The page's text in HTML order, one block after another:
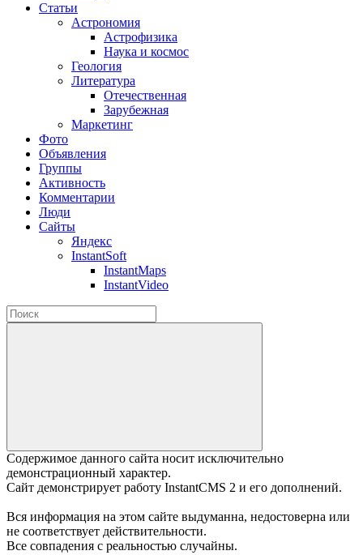
Статьи
Астрономия
Астрофизика
Наука и космос
Геология
Литература
Отечественная
Зарубежная
Маркетинг
Фото
Объявления
Группы
Активность
Комментарии
Люди
Сайты
Яндекс
InstantSoft
InstantMaps
InstantVideo
Содержимое данного сайта носит исключительно
демонстрационный характер.
Сайт демонстрирует работу InstantCMS 2 и его дополнений.
Вся информация на этом сайте выдуманна, недостоверна или
не соответствует действительности.
Все совпадения с реальностью случайны.